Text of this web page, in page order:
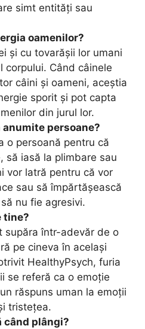
simt entități sau
oamenilor?
și cu tovarășii lor umani
corpului. Când câinele
câini și oameni, aceștia
sporit și pot capta
din jurul lor.
anumite persoane?
o persoană pentru că
să iasă la plimbare sau
vor latră pentru că vor
sau să împărtășească
nu fie agresivi.
tine?
supăra într-adevăr de o
pe cineva în același
HealthyPsych, furia
se referă ca o emoție
răspuns uman la emoții
tristețea.
când plângi?